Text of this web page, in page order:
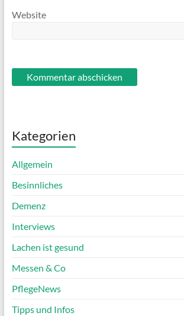
Website
Kategorien
Allgemein
Besinnliches
Demenz
Interviews
Lachen ist gesund
Messen & Co
PflegeNews
Tipps und Infos